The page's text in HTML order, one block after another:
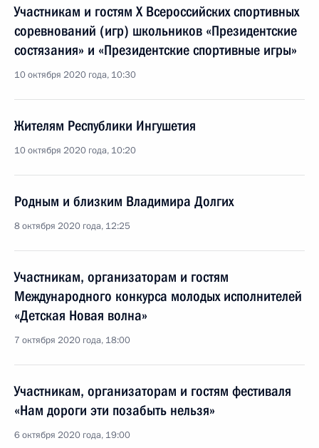
Участникам и гостям X Всероссийских спортивных
соревнований (игр) школьников «Президентские
состязания» и «Президентские спортивные игры»
10 октября 2020 года, 10:30
Жителям Республики Ингушетия
10 октября 2020 года, 10:20
Родным и близким Владимира Долгих
8 октября 2020 года, 12:25
Участникам, организаторам и гостям
Международного конкурса молодых исполнителей
«Детская Новая волна»
7 октября 2020 года, 18:00
Участникам, организаторам и гостям фестиваля
«Нам дороги эти позабыть нельзя»
6 октября 2020 года, 19:00